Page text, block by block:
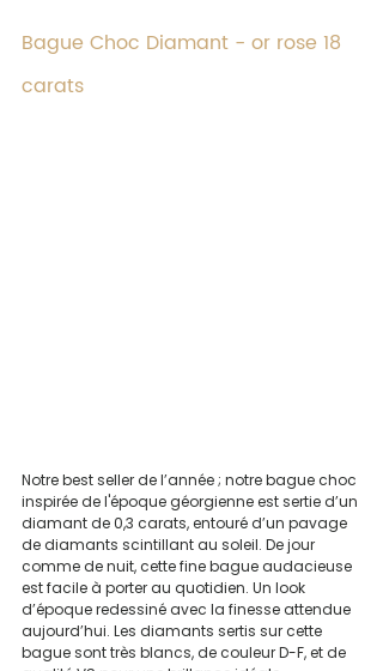
Bague Choc Diamant - or rose 18
carats
Notre best seller de l’année ; notre bague choc
inspirée de l'époque géorgienne est sertie d’un
diamant de 0,3 carats, entouré d’un pavage
de diamants scintillant au soleil. De jour
comme de nuit, cette fine bague audacieuse
est facile à porter au quotidien. Un look
d’époque redessiné avec la finesse attendue
aujourd’hui. Les diamants sertis sur cette
bague sont très blancs, de couleur D-F, et de